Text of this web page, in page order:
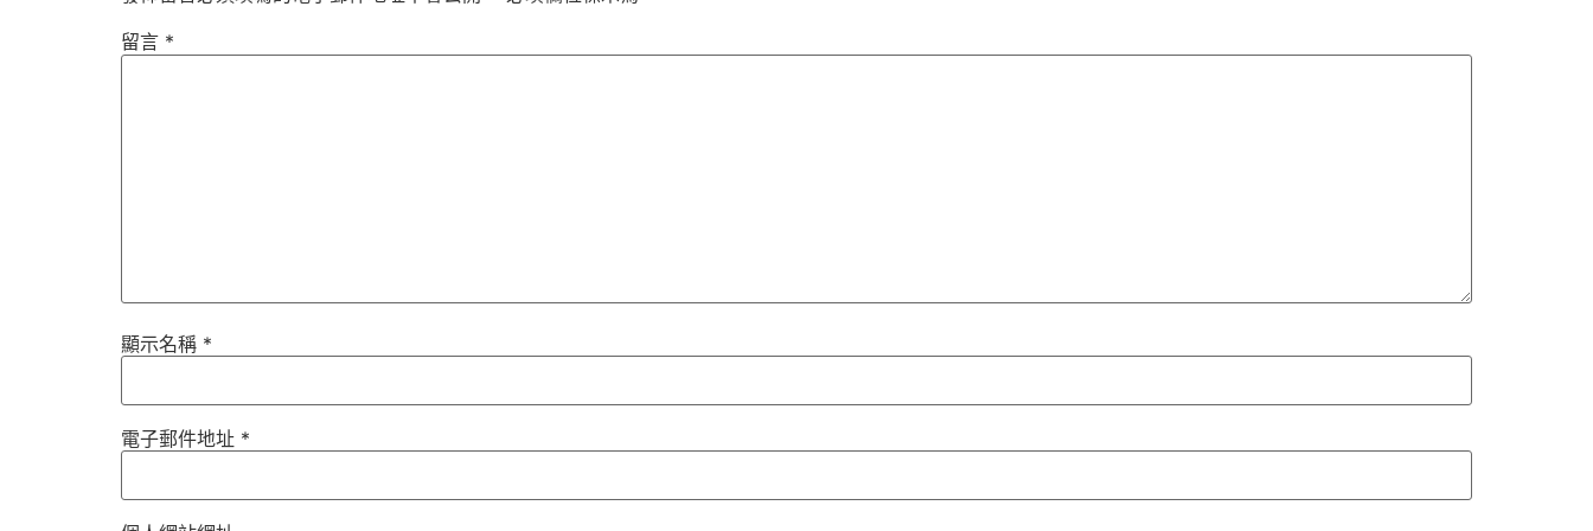
留言 *
顯示名稱 *
電子郵件地址 *